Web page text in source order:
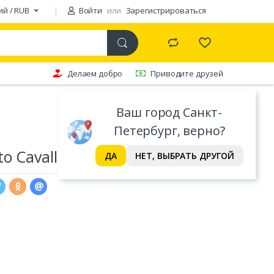
/ RUB Войти или Зарегистрироваться
Ваш город Санкт-
Петербург, верно?
ДА НЕТ, ВЫБРАТЬ ДРУГОЙ
Делаем добро Приводите друзей
Cavalli